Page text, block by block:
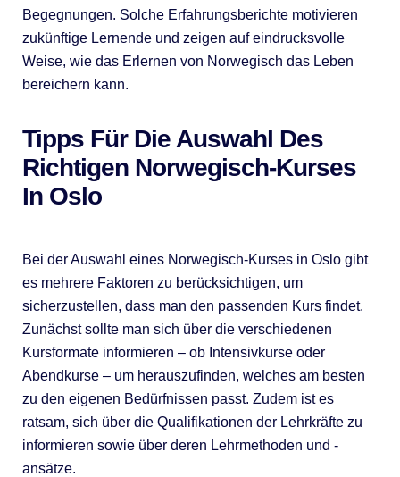
Begegnungen. Solche Erfahrungsberichte motivieren
zukünftige Lernende und zeigen auf eindrucksvolle
Weise, wie das Erlernen von Norwegisch das Leben
bereichern kann.
Tipps Für Die Auswahl Des
Richtigen Norwegisch-Kurses
In Oslo
Bei der Auswahl eines Norwegisch-Kurses in Oslo gibt
es mehrere Faktoren zu berücksichtigen, um
sicherzustellen, dass man den passenden Kurs findet.
Zunächst sollte man sich über die verschiedenen
Kursformate informieren – ob Intensivkurse oder
Abendkurse – um herauszufinden, welches am besten
zu den eigenen Bedürfnissen passt. Zudem ist es
ratsam, sich über die Qualifikationen der Lehrkräfte zu
informieren sowie über deren Lehrmethoden und -
ansätze.